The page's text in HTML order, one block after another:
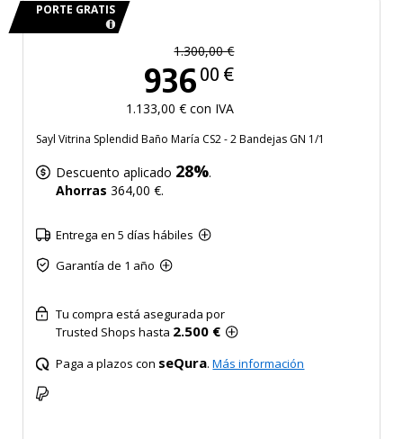
PORTE GRATIS
1.300,00 €
936 00 €
1.133,00 € con IVA
Sayl Vitrina Splendid Baño María CS2 - 2 Bandejas GN 1/1
Descuento aplicado 28%.
Ahorras 364,00 €.
Entrega en 5 días hábiles
Garantía de 1 año
Tu compra está asegurada por
Trusted Shops hasta 2.500 €
Paga a plazos con seQura.Más información